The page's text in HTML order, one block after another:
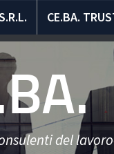
CE.BA.
del